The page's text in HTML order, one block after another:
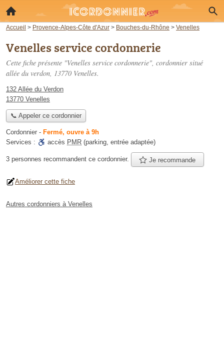
Accueil > Provence-Alpes-Côte d'Azur > Bouches-du-Rhône > Venelles
Venelles service cordonnerie
Cette fiche présente "Venelles service cordonnerie", cordonnier situé
allée du verdon, 13770 Venelles.
132 Allée du Verdon
13770 Venelles
📞 Appeler ce cordonnier
Cordonnier - Fermé, ouvre à 9h
Services :
accès PMR (parking, entrée adaptée)
3 personnes recommandent ce cordonnier. Je recommande
Améliorer cette fiche
Autres cordonniers à Venelles